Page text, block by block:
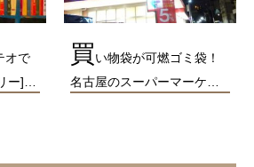
オで
ー]…
買い物袋が可燃ゴミ袋！
名古屋のスーパーマーケ…